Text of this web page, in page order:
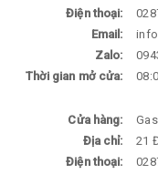
Điện thoại:
Email:
Zalo:
Thời gian mở cửa:
Cửa hàng:
Địa chỉ:
21
Điện thoại: